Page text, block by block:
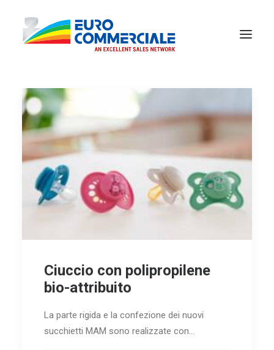
Ciuccio con polipropilene
bio-attribuito
La parte rigida e la confezione dei nuovi
succhietti MAM sono realizzate con…